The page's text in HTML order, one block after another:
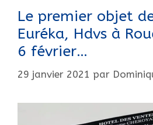
Le premier objet
Euréka, Hdvs à
6 février…
29 janvier 2021 par